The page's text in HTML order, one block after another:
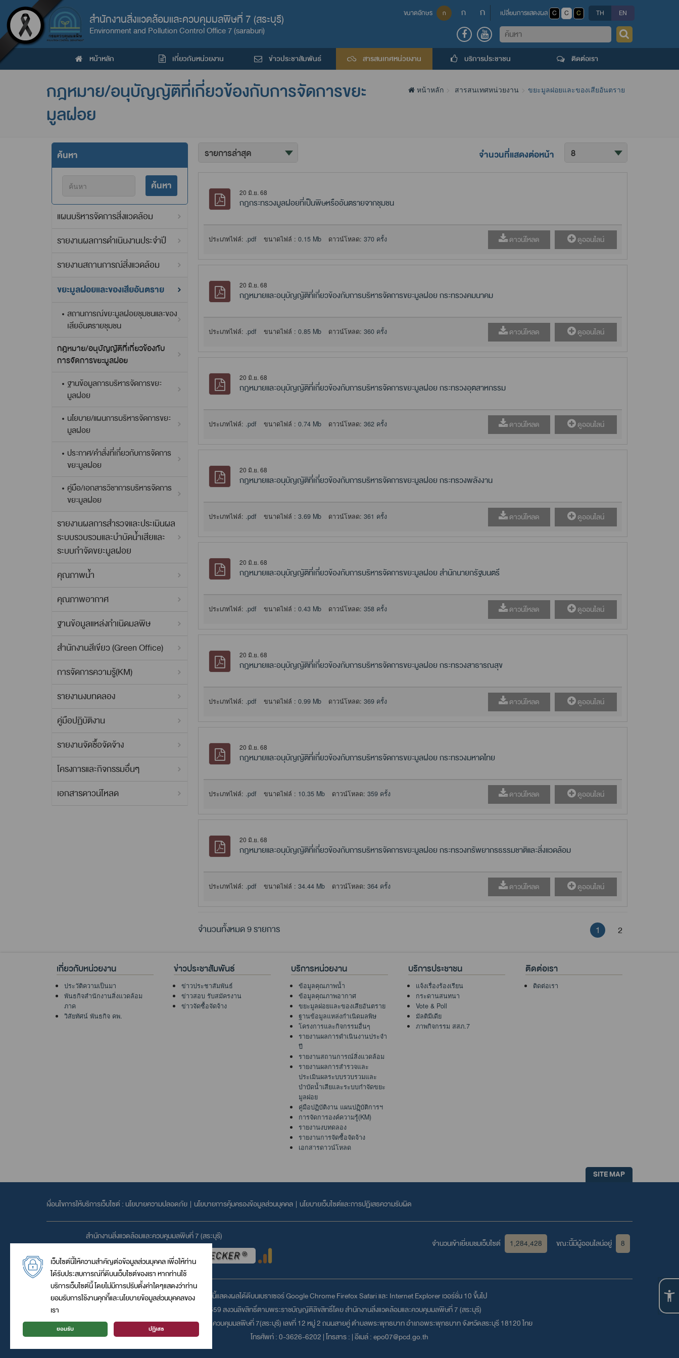
สำนักงานสิ่งแวดล้อมและควบคุมมลพิษที่ 7 (สระบุรี)
Environment and Pollution Control Office 7 (saraburi)
ขนาดอักษร ก ก ก เปลี่ยนการแสดงผล C C C TH EN
ค้นหา
หน้าหลัก เกี่ยวกับหน่วยงาน ข่าวประชาสัมพันธ์ สารสนเทศหน่วยงาน บริการประชาชน ติดต่อเรา
กฎหมาย/อนุบัญญัติที่เกี่ยวข้องกับการจัดการขยะ
มูลฝอย
หน้าหลัก สารสนเทศหน่วยงาน ขยะมูลฝอยและของเสียอันตราย
ค้นหา
ค้นหา
แผนบริหารจัดการสิ่งแวดล้อม
รายงานผลการดำเนินงานประจำปี
รายงานสถานการณ์สิ่งแวดล้อม
ขยะมูลฝอยและของเสียอันตราย
สถานการณ์ขยะมูลฝอยชุมชนและของ
เสียอันตรายชุมชน
กฎหมาย/อนุบัญญัติที่เกี่ยวข้องกับ
การจัดการขยะมูลฝอย
ฐานข้อมูลการบริหารจัดการขยะ
มูลฝอย
นโยบาย/แผนการบริหารจัดการขยะ
มูลฝอย
ประกาศ/คำสั่งที่เกี่ยวกับการจัดการ
ขยะมูลฝอย
คู่มือ/เอกสารวิชาการบริหารจัดการ
ขยะมูลฝอย
รายงานผลการสำรวจและประเมินผล
ระบบรวบรวมและบำบัดน้ำเสียและ
ระบบกำจัดขยะมูลฝอย
คุณภาพน้ำ
คุณภาพอากาศ
ฐานข้อมูลแหล่งกำเนิดมลพิษ
สำนักงานสีเขียว (Green Office)
การจัดการความรู้(KM)
รายงานงบทดลอง
คู่มือปฏิบัติงาน
รายงานจัดซื้อจัดจ้าง
โครงการและกิจกรรมอื่นๆ
เอกสารดาวน์โหลด
จำนวนที่แสดงต่อหน้า
20 มิ.ย. 68
กฎกระทรวงมูลฝอยที่เป็นพิษหรืออันตรายจากชุมชน
ประเภทไฟล์: .pdf ขนาดไฟล์ : 0.15 Mb ดาวน์โหลด: 370 ครั้ง ดาวน์โหลด ดูออนไลน์
20 มิ.ย. 68
กฎหมายและอนุบัญญัติที่เกี่ยวข้องกับการบริหารจัดการขยะมูลฝอย กระทรวงคมนาคม
ประเภทไฟล์: .pdf ขนาดไฟล์ : 0.85 Mb ดาวน์โหลด: 360 ครั้ง ดาวน์โหลด ดูออนไลน์
20 มิ.ย. 68
กฎหมายและอนุบัญญัติที่เกี่ยวข้องกับการบริหารจัดการขยะมูลฝอย กระทรวงอุตสาหกรรม
ประเภทไฟล์: .pdf ขนาดไฟล์ : 0.74 Mb ดาวน์โหลด: 362 ครั้ง ดาวน์โหลด ดูออนไลน์
20 มิ.ย. 68
กฎหมายและอนุบัญญัติที่เกี่ยวข้องกับการบริหารจัดการขยะมูลฝอย กระทรวงพลังงาน
ประเภทไฟล์: .pdf ขนาดไฟล์ : 3.69 Mb ดาวน์โหลด: 361 ครั้ง ดาวน์โหลด ดูออนไลน์
20 มิ.ย. 68
กฎหมายและอนุบัญญัติที่เกี่ยวข้องกับการบริหารจัดการขยะมูลฝอย สำนักนายกรัฐมนตรี
ประเภทไฟล์: .pdf ขนาดไฟล์ : 0.43 Mb ดาวน์โหลด: 358 ครั้ง ดาวน์โหลด ดูออนไลน์
20 มิ.ย. 68
กฎหมายและอนุบัญญัติที่เกี่ยวข้องกับการบริหารจัดการขยะมูลฝอย กระทรวงสาธารณสุข
ประเภทไฟล์: .pdf ขนาดไฟล์ : 0.99 Mb ดาวน์โหลด: 369 ครั้ง ดาวน์โหลด ดูออนไลน์
20 มิ.ย. 68
กฎหมายและอนุบัญญัติที่เกี่ยวข้องกับการบริหารจัดการขยะมูลฝอย กระทรวงมหาดไทย
ประเภทไฟล์: .pdf ขนาดไฟล์ : 10.35 Mb ดาวน์โหลด: 359 ครั้ง ดาวน์โหลด ดูออนไลน์
20 มิ.ย. 68
กฎหมายและอนุบัญญัติที่เกี่ยวข้องกับการบริหารจัดการขยะมูลฝอย กระทรวงทรัพยากรธรรมชาติและสิ่งแวดล้อม
ประเภทไฟล์: .pdf ขนาดไฟล์ : 34.44 Mb ดาวน์โหลด: 364 ครั้ง ดาวน์โหลด ดูออนไลน์
จำนวนทั้งหมด 9 รายการ 1 2
เกี่ยวกับหน่วยงาน
ประวัติความเป็นมา
พันธกิจสำนักงานสิ่งแวดล้อม
ภาค
วิสัยทัศน์ พันธกิจ คพ.
ข่าวประชาสัมพันธ์
ข่าวประชาสัมพันธ์
ข่าวสอบ รับสมัครงาน
ข่าวจัดซื้อจัดจ้าง
บริการหน่วยงาน
ข้อมูลคุณภาพน้ำ
ข้อมูลคุณภาพอากาศ
ขยะมูลฝอยและของเสียอันตราย
ฐานข้อมูลแหล่งกำเนิดมลพิษ
โครงการและกิจกรรมอื่นๆ
รายงานผลการดำเนินงานประจำ
ปี
รายงานสถานการณ์สิ่งแวดล้อม
รายงานผลการสำรวจและ
ประเมินผลระบบรวบรวมและ
บำบัดน้ำเสียและระบบกำจัดขยะ
มูลฝอย
คู่มือปฏิบัติงาน แผนปฏฺิบัติการฯ
การจัดการองค์ความรู้(KM)
รายงานงบทดลอง
รายงานการจัดซื้อจัดจ้าง
เอกสารดาวน์โหลด
บริการประชาชน
แจ้งเรื่องร้องเรียน
กระดานสนทนา
Vote & Poll
มัลติมีเดีย
ภาพกิจกรรม สสภ.7
ติดต่อเรา
ติดต่อเรา
SITE MAP
เงื่อนไขการให้บริการเว็บไซต์ : นโยบายความปลอดภัย | นโยบายการคุ้มครองข้อมูลส่วนบุคคล | นโยบายเว็บไซต์และการปฏิเสธความรับผิด
สำนักงานสิ่งแวดล้อมและควบคุมมลพิษที่ 7 (สระบุรี)
จำนวนเข้าเยี่ยมชมเว็บไซต์ 1,284,428 ขณะนี้มีผู้ออนไลน์อยู่ 8
เว็บไซต์นี้แสดงผลได้ดีบนเบราเซอร์Google ChromeFirefoxSafariและ Internet Explorerเวอร์ชั่น 10 ขึ้นไป
© 2559 สงวนลิขสิทธิ์ตามพระราชบัญญัติลิขสิทธิ์โดย สำนักงานสิ่งแวดล้อมและควบคุมมลพิษที่ 7 (สระบุรี)
สำนักงานสิ่งแวดล้อมและควบคุมมลพิษที่ 7(สระบุรี) เลขที่ 12 หมู่ 2 ถนนสายคู่ ตำบลพระพุทธบาท อำเภอพระพุทธบาท จังหวัดสระบุรี 18120 ไทย
โทรศัพท์ :0-3626-6202 | โทรสาร : | อีเมล์ :epo07@pcd.go.th
เว็บไซต์นี้ให้ความสำคัญต่อข้อมูลส่วนบุคคล เพื่อให้ท่าน
ได้รับประสบการณ์ที่ดีบนเว็บไซต์ของเรา หากท่านใช้
บริการเว็บไซต์นี้ โดยไม่มีการปรับตั้งค่าใดๆแสดงว่าท่าน
ยอมรับการใช้งานคุกกี้และนโยบายข้อมูลส่วนบุคคลของ
เรา
ยอมรับ ปฏิเสธ